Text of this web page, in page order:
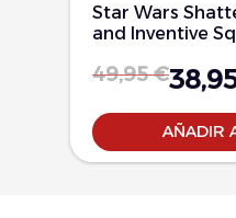
Star Wars
and Inventive
49,95€
AÑADIR